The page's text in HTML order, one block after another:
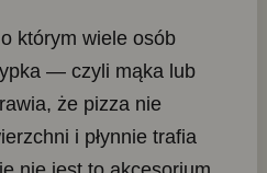
którym wiele osób
— czyli mąka lub
że pizza nie
i płynnie trafia